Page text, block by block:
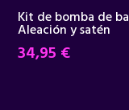
Kit de bomba de
Aleación y satén
34,95 €